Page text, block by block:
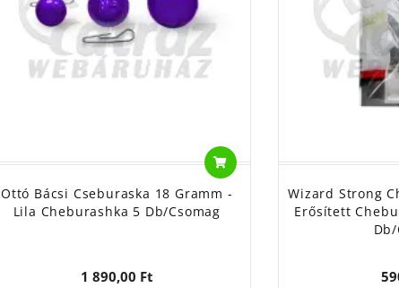
Ottó Bácsi Cseburaska 18 Gramm -
Lila Cheburashka 5 Db/csomag
1 890,00 Ft
Wizard Strong
Erősített